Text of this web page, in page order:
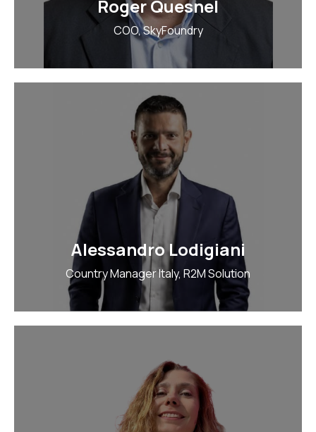
Roger Quesnel
COO, SkyFoundry
Alessandro Lodigiani
Country Manager Italy, R2M Solution